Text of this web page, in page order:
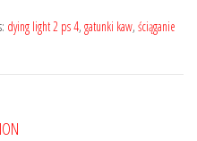
dying light 2 ps 4, gatunki kaw, ściąganie